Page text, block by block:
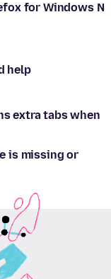
for Windows N
help
extra tabs when
is missing or